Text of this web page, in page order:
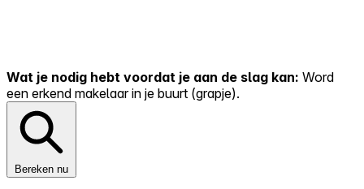
Wat je nodig hebt voordat je aan de slag kan: Word
een erkend makelaar in je buurt (grapje).
Bereken nu